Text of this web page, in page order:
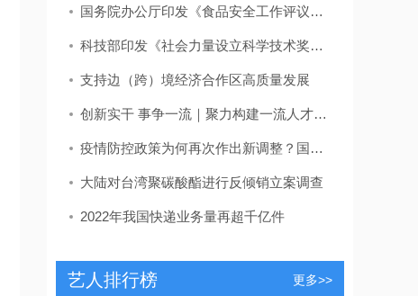
国务院办公厅印发《食品安全工作评议考核办法》
科技部印发《社会力量设立科学技术奖管理办法》
支持边（跨）境经济合作区高质量发展
创新实干 事争一流｜聚力构建一流人才发展体系！东营区发布教育、卫生、吕剧人才新政策
疫情防控政策为何再次作出新调整？国家卫健委回应
大陆对台湾聚碳酸酯进行反倾销立案调查
2022年我国快递业务量再超千亿件
艺人排行榜 更多>>